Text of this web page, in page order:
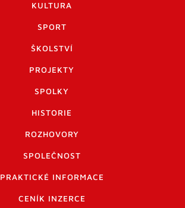
KULTURA
SPORT
ŠKOLSTVÍ
PROJEKTY
SPOLKY
HISTORIE
ROZHOVORY
SPOLEČNOST
PRAKTICKÉ INFORMACE
CENÍK INZERCE